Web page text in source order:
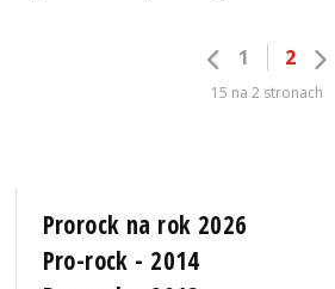
1 2
15 na 2 stronach
Prorock na rok 2026
Pro-rock - 2014